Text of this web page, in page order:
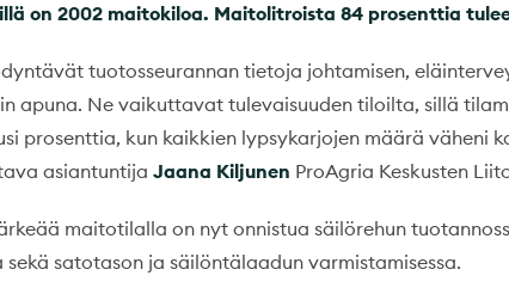
on 2002 maitokiloa. Maitolitroista 84 prosenttia
tuotosseurannan tietoja johtamisen,
apuna. Ne vaikuttavat tulevaisuuden tiloilta, sillä
prosenttia, kun kaikkien lypsykarjojen määrä väheni
asiantuntija Jaana Kiljunen ProAgria Keskusten
maitotilalla on nyt onnistua säilörehun
sekä satotason ja säilöntälaadun varmistamisessa.